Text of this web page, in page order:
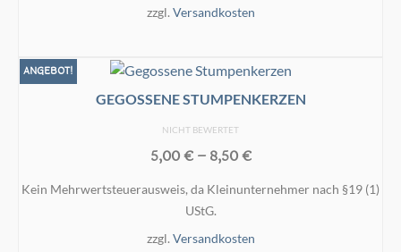
können
Produktseite
gewählt
zzgl. Versandkosten
ANGEBOT!
GEGOSSENE STUMPENKERZEN
NICHT BEWERTET
5,00€– 8,50€
Kein Mehrwertsteuerausweis, da Kleinunternehmer nach §19 (1)
UStG.
zzgl. Versandkosten